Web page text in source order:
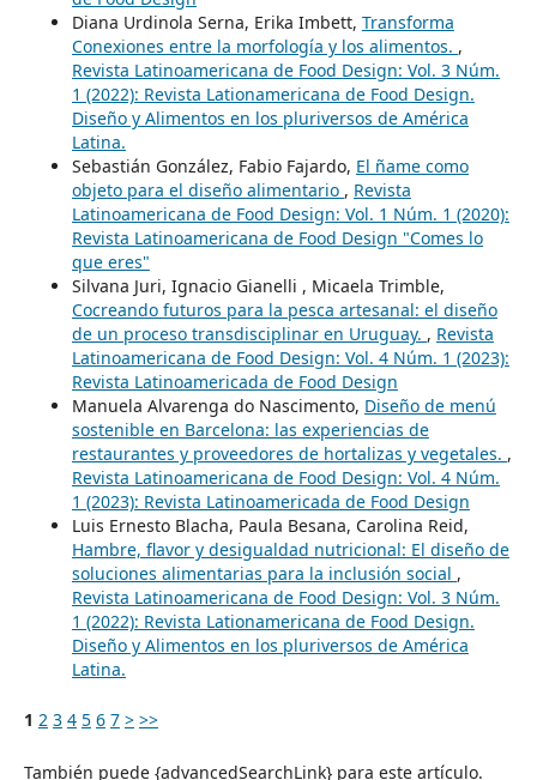
Diana Urdinola Serna, Erika Imbett, Transforma
Conexiones entre la morfología y los alimentos. ,
Revista Latinoamericana de Food Design: Vol. 3 Núm.
1 (2022): Revista Lationamericana de Food Design.
Diseño y Alimentos en los pluriversos de América
Latina.
Sebastián González, Fabio Fajardo, El ñame como
objeto para el diseño alimentario , Revista
Latinoamericana de Food Design: Vol. 1 Núm. 1 (2020):
Revista Latinoamericana de Food Design "Comes lo
que eres"
Silvana Juri, Ignacio Gianelli , Micaela Trimble,
Cocreando futuros para la pesca artesanal: el diseño
de un proceso transdisciplinar en Uruguay. , Revista
Latinoamericana de Food Design: Vol. 4 Núm. 1 (2023):
Revista Latinoamericada de Food Design
Manuela Alvarenga do Nascimento, Diseño de menú
sostenible en Barcelona: las experiencias de
restaurantes y proveedores de hortalizas y vegetales. ,
Revista Latinoamericana de Food Design: Vol. 4 Núm.
1 (2023): Revista Latinoamericada de Food Design
Luis Ernesto Blacha, Paula Besana, Carolina Reid,
Hambre, flavor y desigualdad nutricional: El diseño de
soluciones alimentarias para la inclusión social ,
Revista Latinoamericana de Food Design: Vol. 3 Núm.
1 (2022): Revista Lationamericana de Food Design.
Diseño y Alimentos en los pluriversos de América
Latina.
1 2 3 4 5 6 7 > >>
También puede {advancedSearchLink} para este artículo.